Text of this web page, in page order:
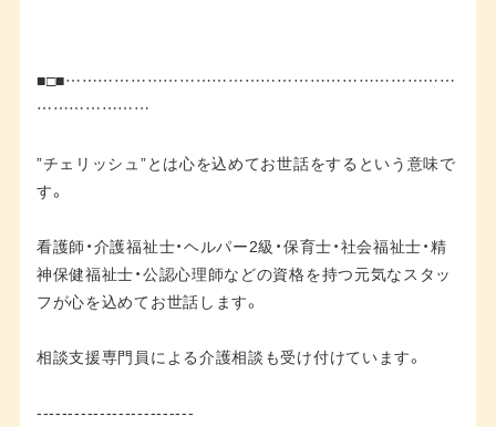
■□■………………………………………………………………
…………………
”チェリッシュ”とは心を込めてお世話をするという意味で
す。
看護師・介護福祉士・ヘルパー2級・保育士・社会福祉士・精
神保健福祉士・公認心理師などの資格を持つ元気なスタッ
フが心を込めてお世話します。
相談支援専門員による介護相談も受け付けています。
-------------------------